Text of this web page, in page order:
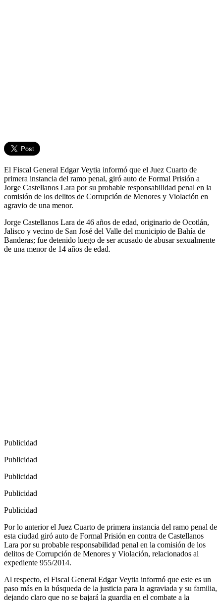
El Fiscal General Edgar Veytia informó que el Juez Cuarto de
primera instancia del ramo penal, giró auto de Formal Prisión a
Jorge Castellanos Lara por su probable responsabilidad penal en la
comisión de los delitos de Corrupción de Menores y Violación en
agravio de una menor.
Jorge Castellanos Lara de 46 años de edad, originario de Ocotlán,
Jalisco y vecino de San José del Valle del municipio de Bahía de
Banderas; fue detenido luego de ser acusado de abusar sexualmente
de una menor de 14 años de edad.
Publicidad
Publicidad
Publicidad
Publicidad
Publicidad
Por lo anterior el Juez Cuarto de primera instancia del ramo penal de
esta ciudad giró auto de Formal Prisión en contra de Castellanos
Lara por su probable responsabilidad penal en la comisión de los
delitos de Corrupción de Menores y Violación, relacionados al
expediente 955/2014.
Al respecto, el Fiscal General Edgar Veytia informó que este es un
paso más en la búsqueda de la justicia para la agraviada y su familia,
dejando claro que no se bajará la guardia en el combate a la